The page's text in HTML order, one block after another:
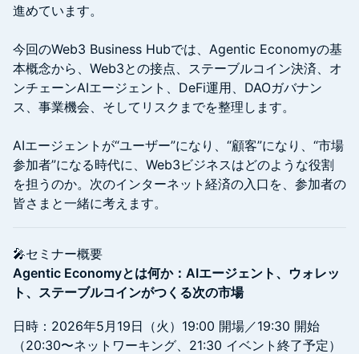
進めています。
今回のWeb3 Business Hubでは、Agentic Economyの基
本概念から、Web3との接点、ステーブルコイン決済、オ
ンチェーンAIエージェント、DeFi運用、DAOガバナン
ス、事業機会、そしてリスクまでを整理します。
AIエージェントが“ユーザー”になり、“顧客”になり、“市場
参加者”になる時代に、Web3ビジネスはどのような役割
を担うのか。次のインターネット経済の入口を、参加者の
皆さまと一緒に考えます。
🎤セミナー概要
Agentic Economyとは何か：AIエージェント、ウォレッ
ト、ステーブルコインがつくる次の市場
日時：2026年5月19日（火）19:00 開場／19:30 開始
（20:30〜ネットワーキング、21:30 イベント終了予定）